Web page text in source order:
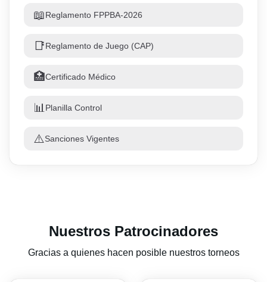
📖Reglamento FPPBA-2026
📑Reglamento de Juego (CAP)
🏥Certificado Médico
📊 Planilla Control
⚠️Sanciones Vigentes
Nuestros Patrocinadores
Gracias a quienes hacen posible nuestros torneos